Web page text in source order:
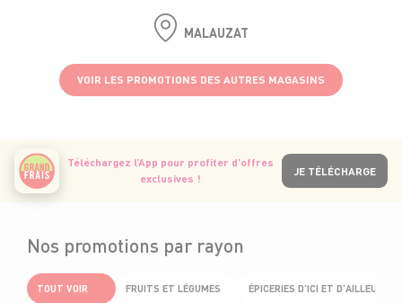
MALAUZAT
VOIR LES PROMOTIONS DES AUTRES MAGASINS
Téléchargez l’App pour profiter d’offres
exclusives !
JE TÉLÉCHARGE
Nos promotions par rayon
TOUT VOIR FRUITS ET LÉGUMES ÉPICERIES D'ICI ET D'AILLEURS